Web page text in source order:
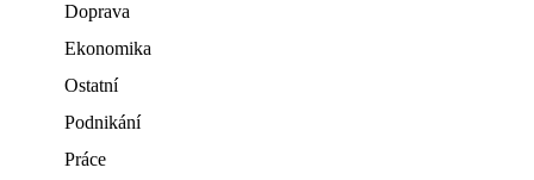
Doprava
Ekonomika
Ostatní
Podnikání
Práce